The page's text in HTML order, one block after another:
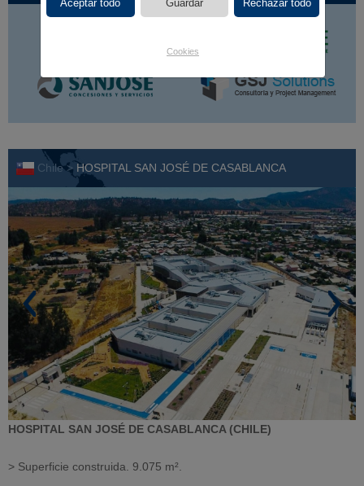
Cookies
Chile > HOSPITAL SAN JOSÉ DE CASABLANCA
HOSPITAL SAN JOSÉ DE CASABLANCA (CHILE)
> Superficie construida. 9.075 m².